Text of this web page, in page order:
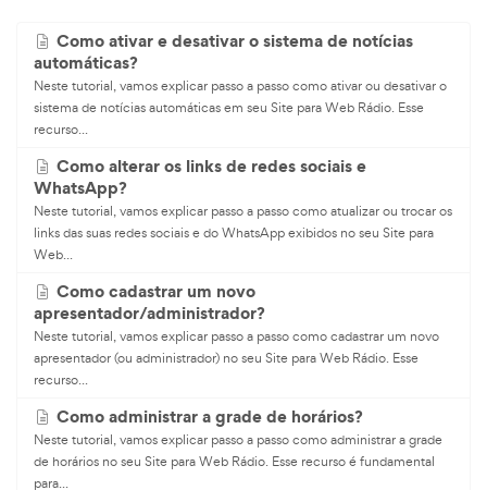
Como ativar e desativar o sistema de notícias
automáticas?
Neste tutorial, vamos explicar passo a passo como ativar ou desativar o
sistema de notícias automáticas em seu Site para Web Rádio. Esse
recurso...
Como alterar os links de redes sociais e
WhatsApp?
Neste tutorial, vamos explicar passo a passo como atualizar ou trocar os
links das suas redes sociais e do WhatsApp exibidos no seu Site para
Web...
Como cadastrar um novo
apresentador/administrador?
Neste tutorial, vamos explicar passo a passo como cadastrar um novo
apresentador (ou administrador) no seu Site para Web Rádio. Esse
recurso...
Como administrar a grade de horários?
Neste tutorial, vamos explicar passo a passo como administrar a grade
de horários no seu Site para Web Rádio. Esse recurso é fundamental
para...